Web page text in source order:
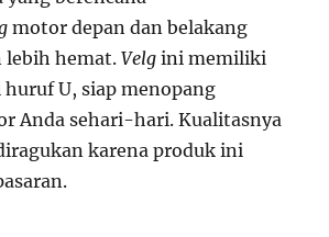
motor depan dan belakang
lebih hemat.Velg ini memiliki
U, siap menopang
Anda sehari-hari. Kualitasnya
karena produk ini